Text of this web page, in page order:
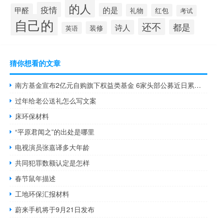
甲醛 疫情 的人 的是 礼物 红包 考试
自己的 英语 装修 诗人 还不 都是
猜你想看的文章
南方基金宣布2亿元自购旗下权益类基金 6家头部公募近日累计自购11亿元
过年给老公送礼怎么写文案
床环保材料
“平原君闻之”的出处是哪里
电视演员张嘉译多大年龄
共同犯罪数额认定是怎样
春节鼠年描述
工地环保汇报材料
蔚来手机将于9月21日发布